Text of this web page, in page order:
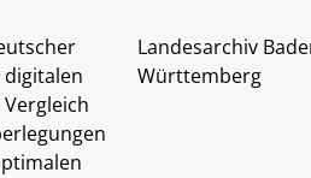
Landesarchiv
Württemberg